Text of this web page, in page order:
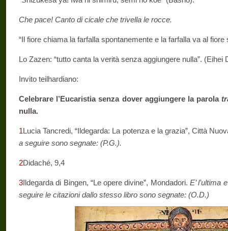
Che pace! Canto di cicale che trivella le rocce.
“Il fiore chiama la farfalla spontanemente e la farfalla va al
Lo Zazen: “tutto canta la verità senza aggiungere nulla”. (Eihei
Invito teilhardiano:
Celebrare l’Eucaristia senza dover aggiungere la parola
nulla.
1Lucia Tancredi, “Ildegarda: La potenza e la grazia”, Città
a seguire sono segnate: (P.G.).
2Didaché, 9,4
3Ildegarda di Bingen, “Le opere divine”, Mondadori. E’ l’ultima
seguire le citazioni dallo stesso libro sono segnate: (O.D.)